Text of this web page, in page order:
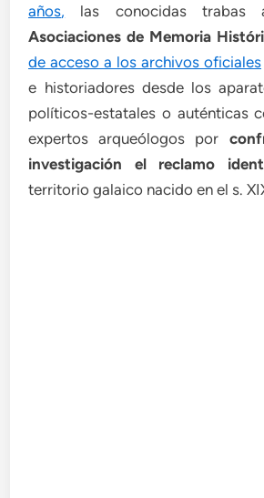
años, las conocidas trabas
Asociaciones de Memoria
de acceso a los archivos oficiales
e historiadores desde los
políticos-estatales o auténticas
expertos arqueólogos por
investigación el reclamo
territorio galaico nacido en el s.